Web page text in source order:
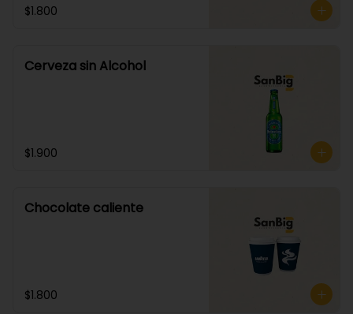
$1.800
Cerveza sin Alcohol
$1.900
Chocolate caliente
$1.800